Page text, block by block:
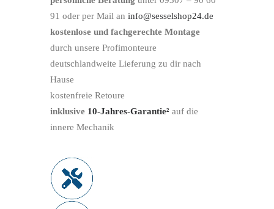
91 oder per Mail an info@sesselshop24.de
kostenlose und fachgerechte Montage
durch unsere Profimonteure
deutschlandweite Lieferung zu dir nach
Hause
kostenfreie Retoure
inklusive 10-Jahres-Garantie² auf die
innere Mechanik